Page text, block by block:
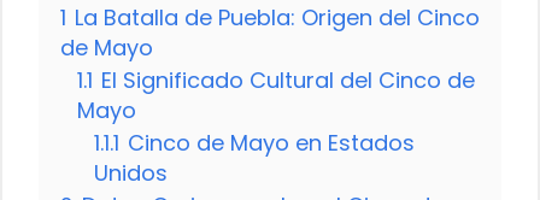
1 La Batalla de Puebla: Origen del Cinco
de Mayo
1.1 El Significado Cultural del Cinco de
Mayo
1.1.1 Cinco de Mayo en Estados
Unidos